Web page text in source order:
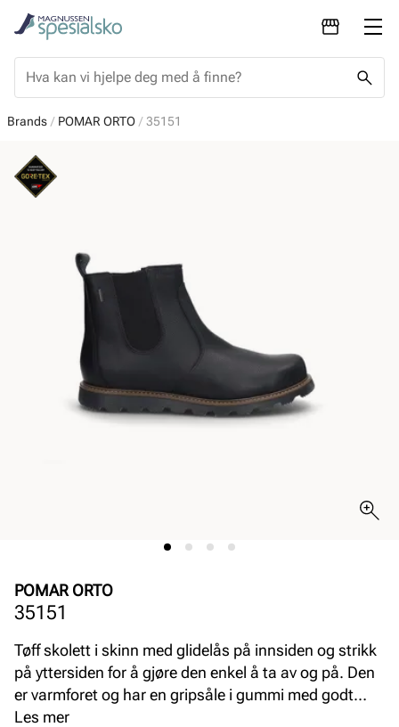
Brands POMAR ORTO 35151
POMAR ORTO
35151
Tøff skolett i skinn med glidelås på innsiden og strikk
på yttersiden for å gjøre den enkel å ta av og på. Den
er varmforet og har en gripsåle i gummi med godt
grep. Den er i tillegg utstyrt med Gore-Tex-membran
Les mer